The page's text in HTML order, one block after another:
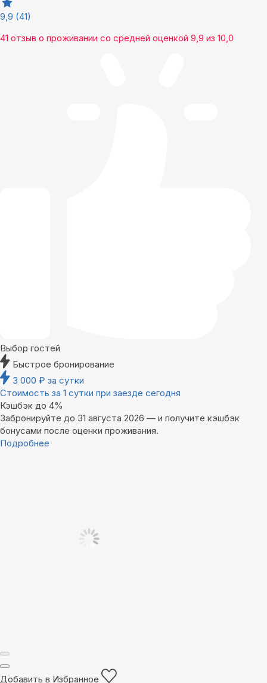
9,9 (41)
41 отзыв о проживании со средней оценкой 9,9 из 10,0
Выбор гостей
Быстрое бронирование
3 000 ₽ за сутки
Стоимость за 1 сутки при заезде сегодня
Кэшбэк до 4%
Забронируйте до 31 августа 2026 — и получите кэшбэк
бонусами после оценки проживания.
Подробнее
Добавить в Избранное